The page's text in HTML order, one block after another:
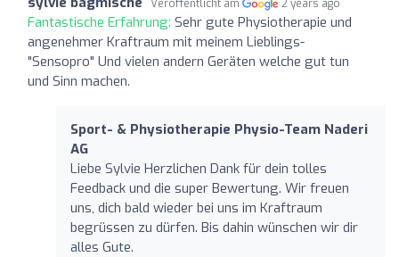
Veröffentlicht am 2 years ago
Fantastische Erfahrung: Sehr gute Physiotherapie und
angenehmer Kraftraum mit meinem Lieblings-
"Sensopro" Und vielen andern Geräten welche gut tun
und Sinn machen.
Sport- & Physiotherapie Physio-Team Naderi
AG
Liebe Sylvie Herzlichen Dank für dein tolles
Feedback und die super Bewertung. Wir freuen
uns, dich bald wieder bei uns im Kraftraum
begrüssen zu dürfen. Bis dahin wünschen wir dir
alles Gute.